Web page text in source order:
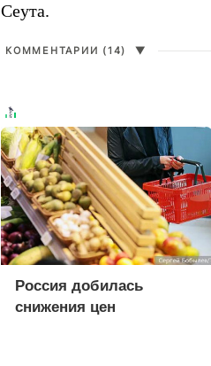
Сеута.
КОММЕНТАРИИ (14) ▼
Россия добилась
снижения цен